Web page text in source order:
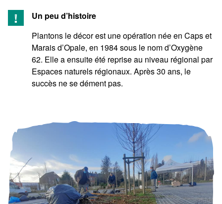
Un peu d’histoire
Plantons le décor est une opération née en Caps et
Marais d’Opale, en 1984 sous le nom d’Oxygène
62. Elle a ensuite été reprise au niveau régional par
Espaces naturels régionaux. Après 30 ans, le
succès ne se dément pas.